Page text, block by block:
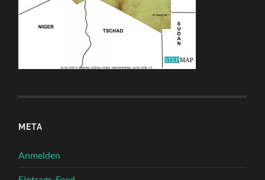
META
Anmelden